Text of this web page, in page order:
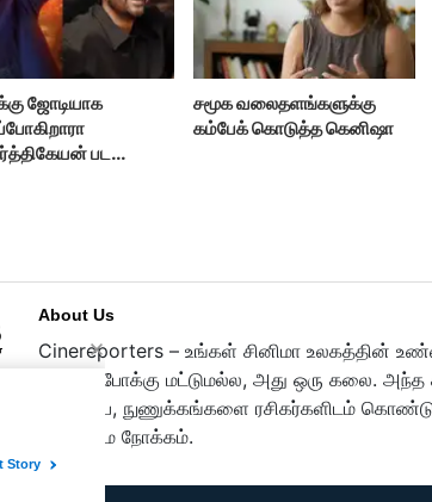
ஜோடியாக
பட
சமூக வலைதளங்களுக்கு
கம்பேக் கொடுத்த கெனிஷா
About Us
Cinereporters – உங்கள் சினிமா உலகத்தின்
பொழுதுபோக்கு மட்டுமல்ல, அது ஒரு கலை.
உழைப்பை, நுணுக்கங்களை ரசிகர்களிடம்
முதன்மை நோக்கம்.